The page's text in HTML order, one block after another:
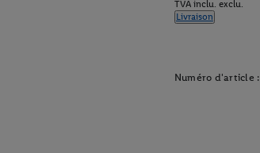
TVA inclu. exclu.
Livraison
Numéro d'article :